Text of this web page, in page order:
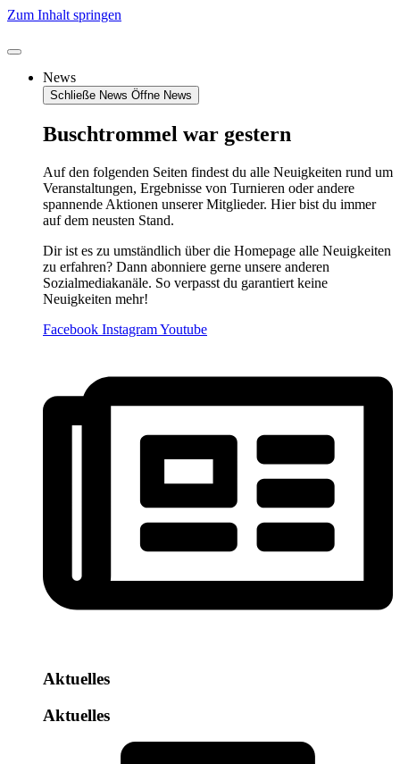
Zum Inhalt springen
News
Schließe News Öffne News
Buschtrommel war gestern
Auf den folgenden Seiten findest du alle Neuigkeiten rund um
Veranstaltungen, Ergebnisse von Turnieren oder andere
spannende Aktionen unserer Mitglieder. Hier bist du immer
auf dem neusten Stand.
Dir ist es zu umständlich über die Homepage alle Neuigkeiten
zu erfahren? Dann abonniere gerne unsere anderen
Sozialmediakanäle. So verpasst du garantiert keine
Neuigkeiten mehr!
Facebook InstagramYoutube
Aktuelles
Aktuelles